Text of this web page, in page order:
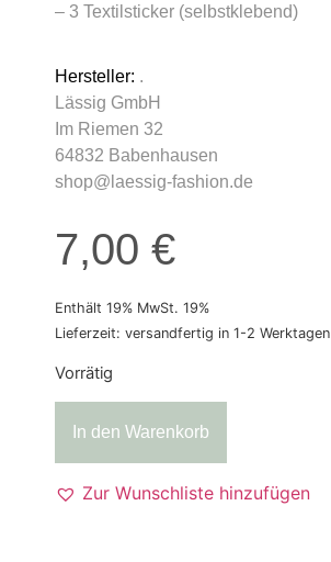
– 3 Textilsticker (selbstklebend)
Hersteller: .
Lässig GmbH
Im Riemen 32
64832 Babenhausen
shop@laessig-fashion.de
7,00 €
Enthält 19% MwSt. 19%
Lieferzeit: versandfertig in 1-2 Werktagen
Vorrätig
In den Warenkorb
Zur Wunschliste hinzufügen